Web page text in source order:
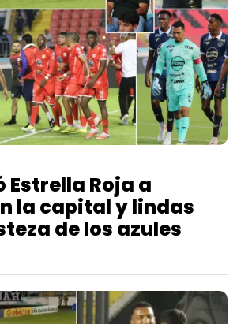
Estrella Roja a
la capital y lindas
de los azules